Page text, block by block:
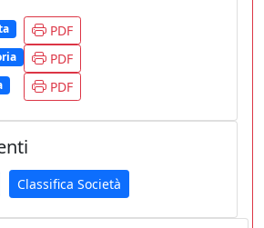
PDF
PDF
PDF
Classifica Società